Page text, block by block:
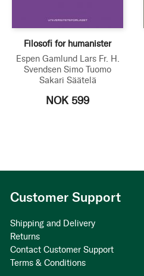
Filosofi for humanister
Espen Gamlund Lars Fr. H.
Svendsen Simo Tuomo
Sakari Säätelä
NOK 599
Customer Support
Shipping and Delivery
Returns
Contact Customer Support
Terms & Conditions